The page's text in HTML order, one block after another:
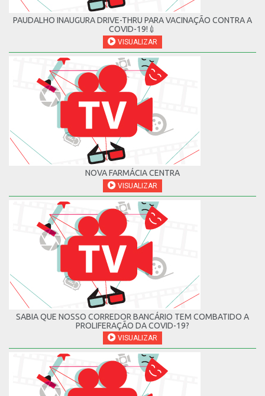
PAUDALHO INAUGURA DRIVE-THRU PARA VACINAÇÃO CONTRA A
COVID-19!💉
VISUALIZAR
NOVA FARMÁCIA CENTRA
VISUALIZAR
SABIA QUE NOSSO CORREDOR BANCÁRIO TEM COMBATIDO A
PROLIFERAÇÃO DA COVID-19?
VISUALIZAR